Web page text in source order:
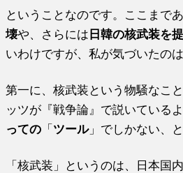
ということなのです。ここまで
壊や、さらには 日韓の核武装を
いわけですが、私が気づいたの
第一に、核武装という物騒なこ
ッツが『戦争論』で説いているよ
っての 「 ツール」でしかない、
「核武装」というのは、日本国